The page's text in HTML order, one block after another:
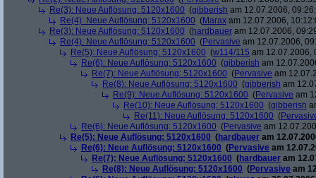
Re(3): Neue Auflösung: 5120x1600 (gibberish am 12.07.2006,
Re(4): Neue Auflösung: 5120x1600 (Marax am 12.07.2006,
Re(3): Neue Auflösung: 5120x1600 (hardbauer am 12.07.2006,
Re(4): Neue Auflösung: 5120x1600 (Pervasive am 12.07.2006,
Re(5): Neue Auflösung: 5120x1600 (w114/115 am 12.07.2006,
Re(6): Neue Auflösung: 5120x1600 (gibberish am
Re(7): Neue Auflösung: 5120x1600 (Pervasive am
Re(8): Neue Auflösung: 5120x1600 (gibberish am
Re(9): Neue Auflösung: 5120x1600 (Pervasive am
Re(10): Neue Auflösung: 5120x1600 (gibberish
Re(11): Neue Auflösung: 5120x1600 (
Re(6): Neue Auflösung: 5120x1600 (Pervasive am
Re(5): Neue Auflösung: 5120x1600 (hardbauer am
Re(6): Neue Auflösung: 5120x1600 (Pervasive am
Re(7): Neue Auflösung: 5120x1600 (hardbauer am
Re(8): Neue Auflösung: 5120x1600 (Pervasive am